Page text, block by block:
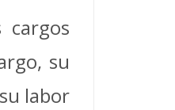
cargos
su
labor